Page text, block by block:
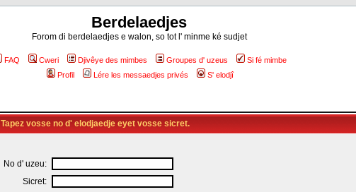
Berdelaedjes
Forom di berdelaedjes e walon, so tot l' minme ké sudjet
FAQ Cweri Djivêye des mimbes Groupes d' uzeus
Si fé mimbe
Profil
Lére les messaedjes privés S' elodjî
Tapez vosse no d' elodjaedje eyet vosse sicret.
No d' uzeu:
Sicret: